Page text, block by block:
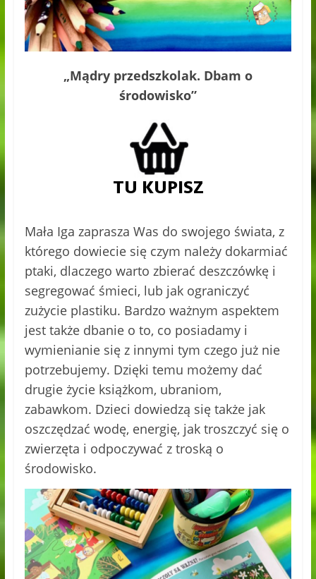
„Mądry przedszkolak. Dbam o
środowisko”
Mała Iga zaprasza Was do swojego świata, z
którego dowiecie się czym należy dokarmiać
ptaki, dlaczego warto zbierać deszczówkę i
segregować śmieci, lub jak ograniczyć
zużycie plastiku. Bardzo ważnym aspektem
jest także dbanie o to, co posiadamy i
wymienianie się z innymi tym czego już nie
potrzebujemy. Dzięki temu możemy dać
drugie życie książkom, ubraniom,
zabawkom. Dzieci dowiedzą się także jak
oszczędzać wodę, energię, jak troszczyć się o
zwierzęta i odpoczywać z troską o
środowisko.